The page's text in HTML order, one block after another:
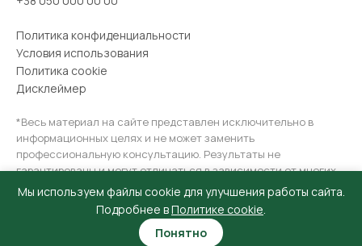
Политика конфиденциальности
Условия использования
Политика cookie
Дисклеймер
*Весь материал на сайте представлен исключительно в
информационных целях и не может заменить
профессиональную консультацию. Результаты не
гарантированы и могут отличаться в зависимости от многих
факторов. Перед использованием рекомендуется
консультация врача.
Мы используем файлы cookie для улучшения работы сайта.
Подробнее вПолитике cookie.
Понятно